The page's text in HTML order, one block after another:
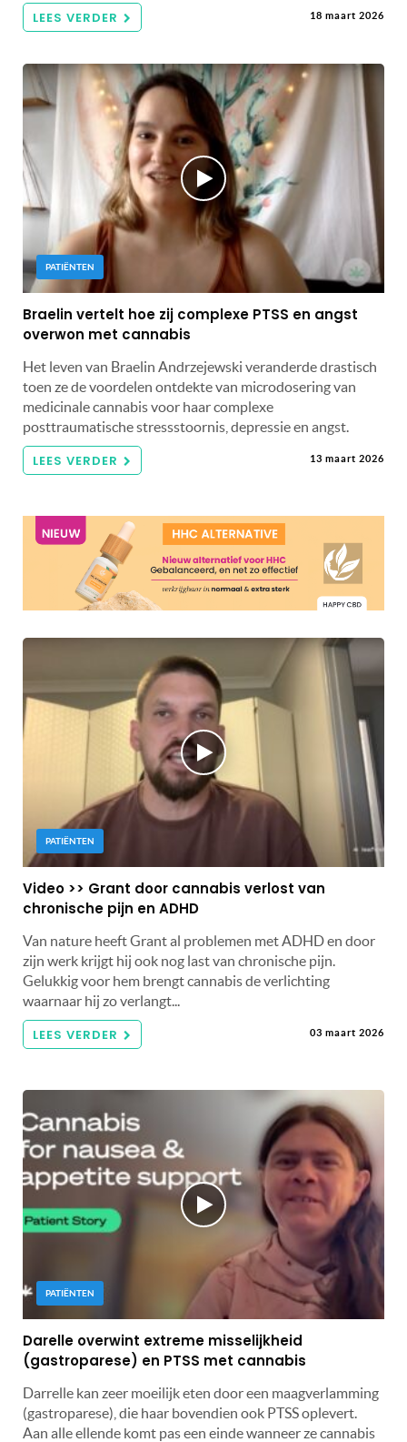
LEES VERDER 18 maart 2026
PATIËNTEN
Braelin vertelt hoe zij complexe PTSS en angst
overwon met cannabis
Het leven van Braelin Andrzejewski veranderde drastisch
toen ze de voordelen ontdekte van microdosering van
medicinale cannabis voor haar complexe
posttraumatische stressstoornis, depressie en angst.
LEES VERDER 13 maart 2026
PATIËNTEN
Video >> Grant door cannabis verlost van
chronische pijn en ADHD
Van nature heeft Grant al problemen met ADHD en door
zijn werk krijgt hij ook nog last van chronische pijn.
Gelukkig voor hem brengt cannabis de verlichting
waarnaar hij zo verlangt...
LEES VERDER 03 maart 2026
PATIËNTEN
Darelle overwint extreme misselijkheid
(gastroparese) en PTSS met cannabis
Darrelle kan zeer moeilijk eten door een maagverlamming
(gastroparese), die haar bovendien ook PTSS oplevert.
Aan alle ellende komt pas een einde wanneer ze cannabis